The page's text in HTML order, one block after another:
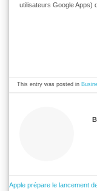
utilisateurs Google Apps)
This entry was posted in
Apple prépare le lancement